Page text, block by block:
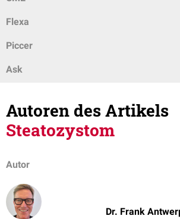
Flexa
Piccer
Ask
Autoren des Artikels
Steatozystom
Autor
Dr. Frank